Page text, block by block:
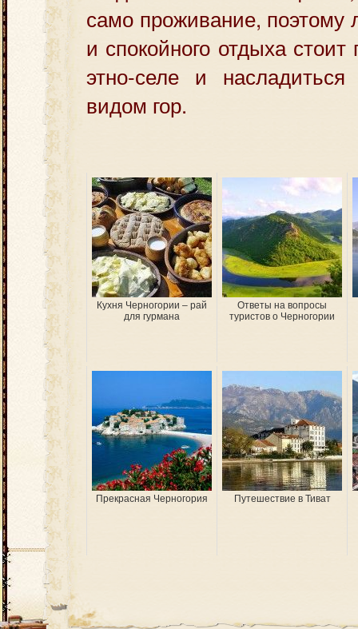
само проживание, поэтому
и спокойного отдыха
этно-селе и
видом гор.
Кухня Черногории – рай
для гурмана
Ответы на вопросы
туристов о Черногории
Прекрасная Черногория Путешествие в Тиват